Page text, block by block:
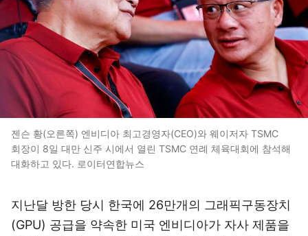
젠슨 황(오른쪽) 엔비디아 최고경영자(CEO)와 웨이저자 TSMC
회장이 8일 대만 신주 시에서 열린 TSMC 연례 체육대회에 참석해
대화하고 있다. 로이터연합뉴스
지난달 방한 당시 한국에 26만개의 그래픽구동장치
(GPU) 공급을 약속한 미국 엔비디아가 자사 제품을